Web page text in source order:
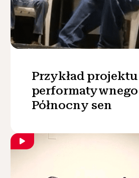
Przykład projektu
performatywnego
Północny sen